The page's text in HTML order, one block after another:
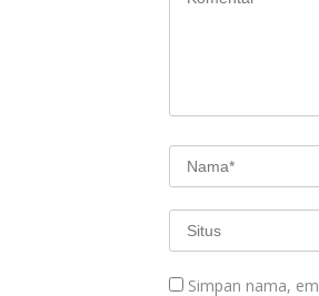
Simpan nama,